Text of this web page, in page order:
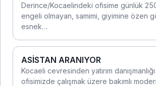
Derince/Kocaelindeki ofisime günlük
engeli olmayan, samimi, giyimine özen
esnek…
ASİSTAN ARANIYOR
Kocaeli cevresinden yatırım
ofisimizde çalışmak üzere bakımlı